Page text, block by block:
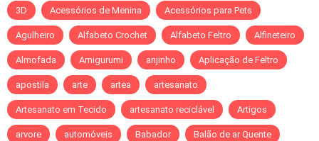
3D Acessórios de Menina Acessórios para Pets
Agulheiro Alfabeto Crochet Alfabeto Feltro Alfineteiro
Almofada Amigurumi anjinho Aplicação de Feltro
apostila arte artea artesanato
Artesanato em Tecido artesanato reciclável Artigos
arvore automóveis Babador Balão de ar Quente